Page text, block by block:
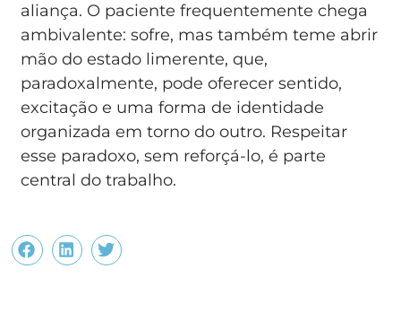
aliança. O paciente frequentemente chega
ambivalente: sofre, mas também teme abrir
mão do estado limerente, que,
paradoxalmente, pode oferecer sentido,
excitação e uma forma de identidade
organizada em torno do outro. Respeitar
esse paradoxo, sem reforçá-lo, é parte
central do trabalho.